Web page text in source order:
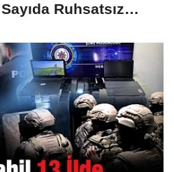
Ruhsatsız